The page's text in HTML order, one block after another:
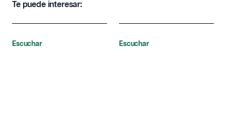
Te puede interesar:
Escuchar Escuchar